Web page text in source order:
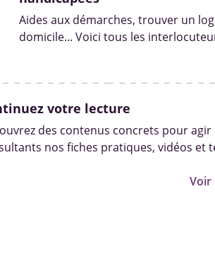
Aides aux démarches, trouver un
domicile... Voici tous les
vous capables de vous
votre lecture
des contenus concrets pour
nos fiches pratiques, vidéos et
Voir